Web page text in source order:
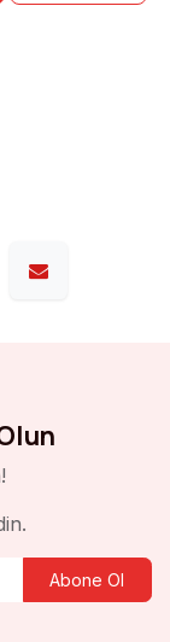
Abone Ol